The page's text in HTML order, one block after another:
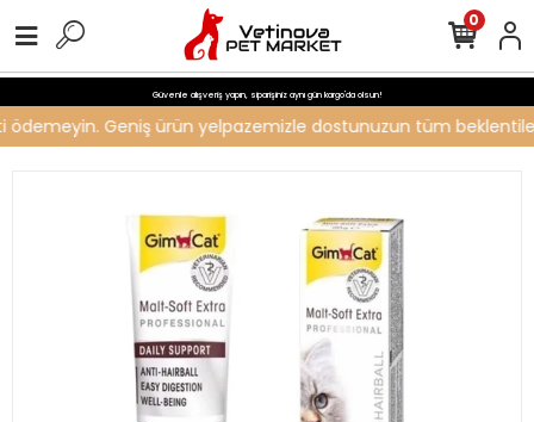
Güvenle alışveriş yapın, siparişiniz aynı gün kargo'da olsun!
Geniş ürün yelpazemizle dostunuzun tüm
0